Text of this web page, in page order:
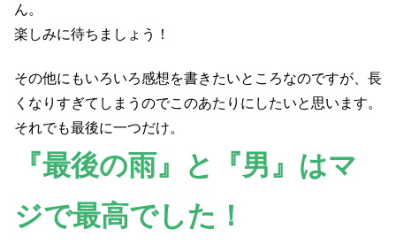
ん。
楽しみに待ちましょう！
その他にもいろいろ感想を書きたいところなのですが、長
くなりすぎてしまうのでこのあたりにしたいと思います。
それでも最後に一つだけ。
『最後の雨』と『男』はマ
ジで最高でした！